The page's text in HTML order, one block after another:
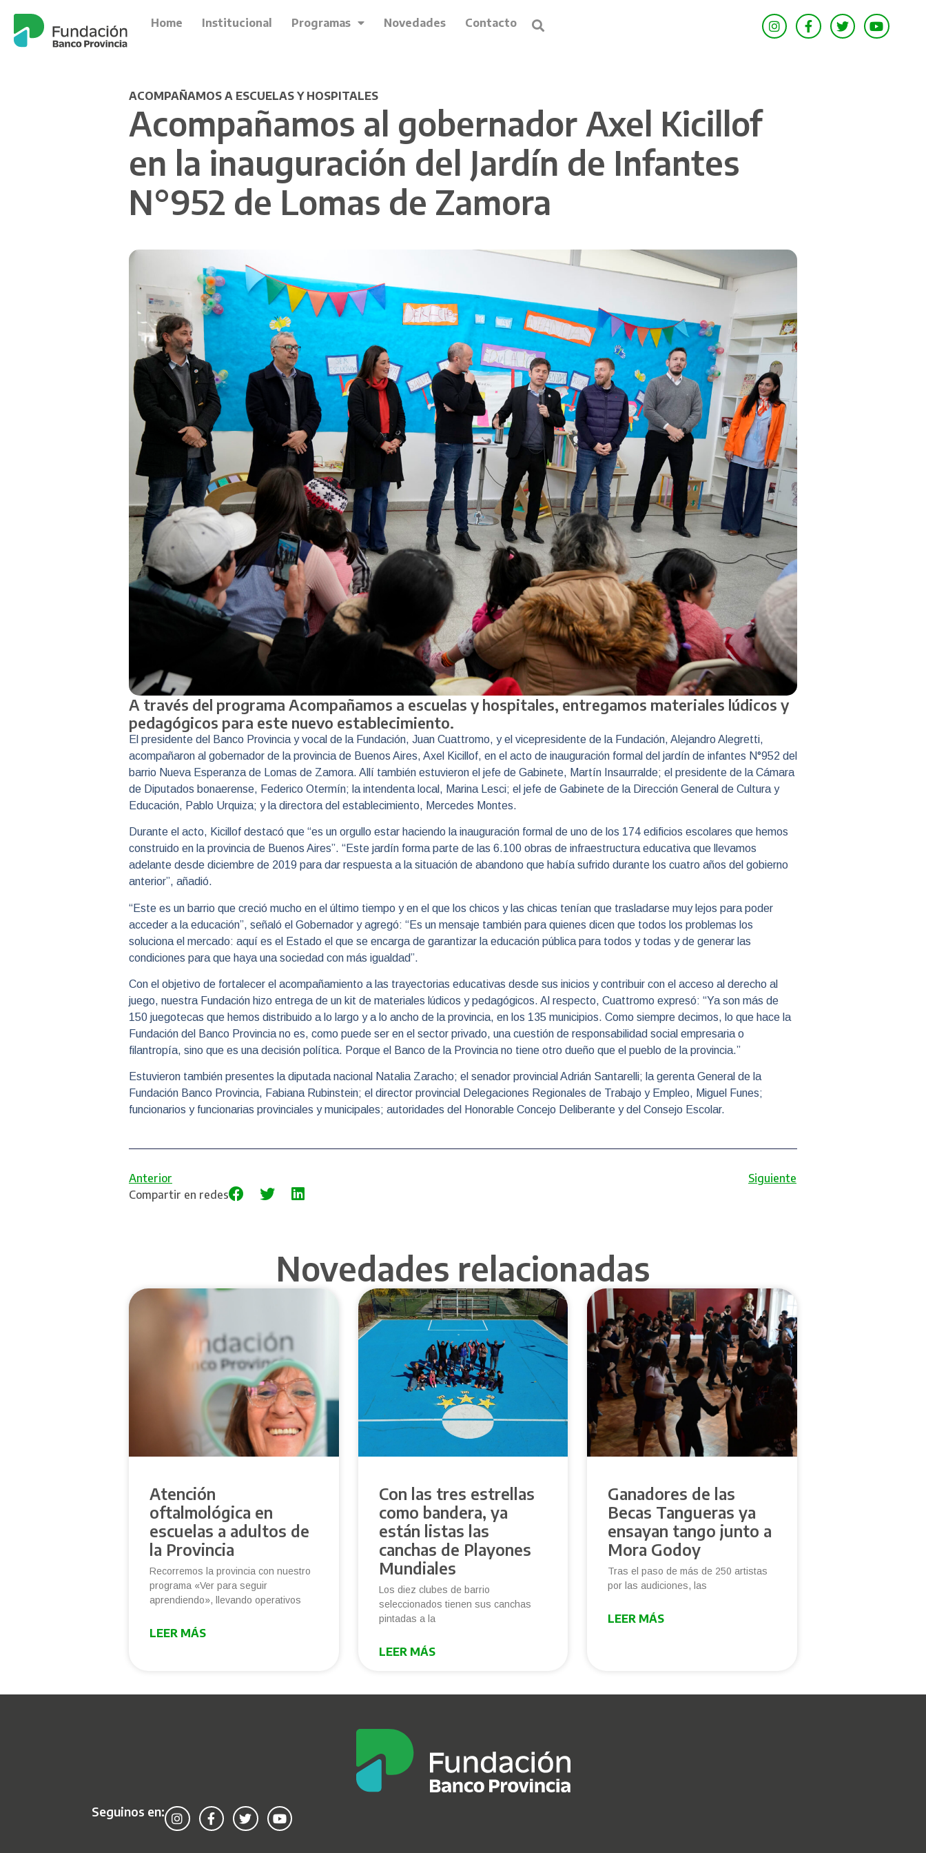
Home Institucional Programas Novedades Contacto
ACOMPAÑAMOS A ESCUELAS Y HOSPITALES
Acompañamos al gobernador Axel Kicillof
en la inauguración del Jardín de Infantes
N°952 de Lomas de Zamora
A través del programa Acompañamos a escuelas y hospitales, entregamos materiales lúdicos y
pedagógicos para este nuevo establecimiento.
El presidente del Banco Provincia y vocal de la Fundación, Juan Cuattromo, y el vicepresidente de la Fundación, Alejandro Alegretti,
acompañaron al gobernador de la provincia de Buenos Aires, Axel Kicillof, en el acto de inauguración formal del jardín de infantes N°952 del
barrio Nueva Esperanza de Lomas de Zamora. Allí también estuvieron el jefe de Gabinete, Martín Insaurralde; el presidente de la Cámara
de Diputados bonaerense, Federico Otermín; la intendenta local, Marina Lesci; el jefe de Gabinete de la Dirección General de Cultura y
Educación, Pablo Urquiza; y la directora del establecimiento, Mercedes Montes.
Durante el acto, Kicillof destacó que “es un orgullo estar haciendo la inauguración formal de uno de los 174 edificios escolares que hemos
construido en la provincia de Buenos Aires”. “Este jardín forma parte de las 6.100 obras de infraestructura educativa que llevamos
adelante desde diciembre de 2019 para dar respuesta a la situación de abandono que había sufrido durante los cuatro años del gobierno
anterior”, añadió.
“Este es un barrio que creció mucho en el último tiempo y en el que los chicos y las chicas tenían que trasladarse muy lejos para poder
acceder a la educación”, señaló el Gobernador y agregó: “Es un mensaje también para quienes dicen que todos los problemas los
soluciona el mercado: aquí es el Estado el que se encarga de garantizar la educación pública para todos y todas y de generar las
condiciones para que haya una sociedad con más igualdad”.
Con el objetivo de fortalecer el acompañamiento a las trayectorias educativas desde sus inicios y contribuir con el acceso al derecho al
juego, nuestra Fundación hizo entrega de un kit de materiales lúdicos y pedagógicos. Al respecto, Cuattromo expresó: “Ya son más de
150 juegotecas que hemos distribuido a lo largo y a lo ancho de la provincia, en los 135 municipios. Como siempre decimos, lo que hace la
Fundación del Banco Provincia no es, como puede ser en el sector privado, una cuestión de responsabilidad social empresaria o
filantropía, sino que es una decisión política. Porque el Banco de la Provincia no tiene otro dueño que el pueblo de la provincia.”
Estuvieron también presentes la diputada nacional Natalia Zaracho; el senador provincial Adrián Santarelli; la gerenta General de la
Fundación Banco Provincia, Fabiana Rubinstein; el director provincial Delegaciones Regionales de Trabajo y Empleo, Miguel Funes;
funcionarios y funcionarias provinciales y municipales; autoridades del Honorable Concejo Deliberante y del Consejo Escolar.
Anterior
Siguiente
Compartir en redes
Novedades relacionadas
Atención
oftalmológica en
escuelas a adultos de
la Provincia
Recorremos la provincia con nuestro
programa «Ver para seguir
aprendiendo», llevando operativos
LEER MÁS
Con las tres estrellas
como bandera, ya
están listas las
canchas de Playones
Mundiales
Los diez clubes de barrio
seleccionados tienen sus canchas
pintadas a la
LEER MÁS
Ganadores de las
Becas Tangueras ya
ensayan tango junto a
Mora Godoy
Tras el paso de más de 250 artistas
por las audiciones, las
LEER MÁS
Seguinos en: